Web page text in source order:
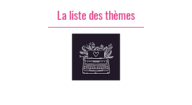
La liste des thèmes